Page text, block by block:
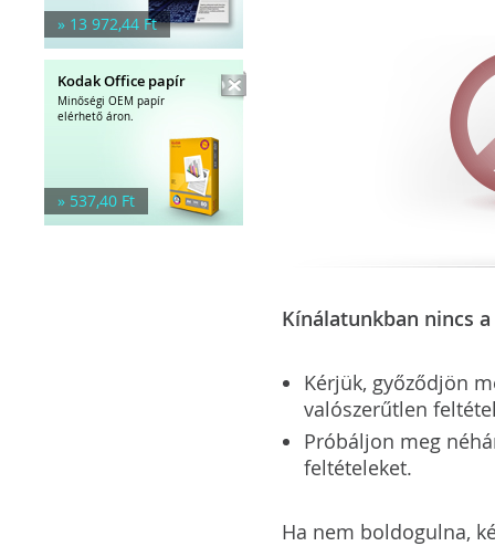
» 13 972,44 Ft
Kodak Office papír
Minőségi OEM papír
elérhető áron.
» 537,40 Ft
Kínálatunkban nincs
Kérjük, győződjön
valószerűtlen
Próbáljon meg
feltételeket.
Ha nem boldogulna,